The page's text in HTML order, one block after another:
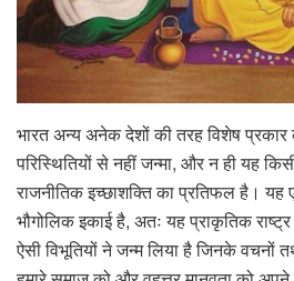
भारत अन्य अनेक देशों की तरह विशेष प्रकार
परिस्थितियों से नहीं जन्मा, और न ही यह
राजनीतिक इच्छाशक्ति का प्रतिफल है।
भौगोलिक इकाई है, अतः यह प्राकृतिक
ऐसी विभूतियों ने जन्म लिया है जिनके वचनों